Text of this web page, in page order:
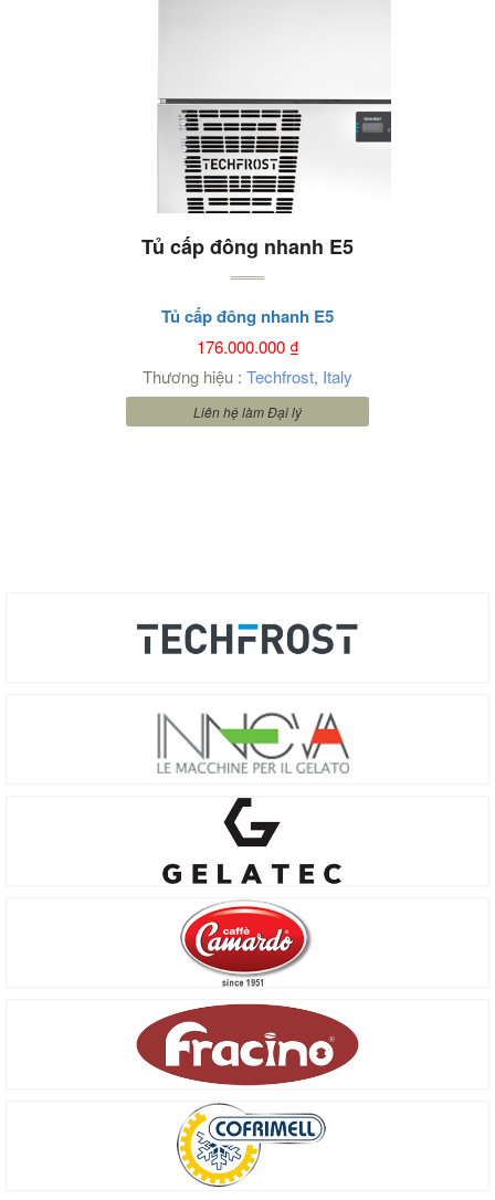
Tủ cấp đông nhanh E5
Tủ cấp đông nhanh E5
176.000.000₫
Thương hiệu : Techfrost, Italy
Liên hệ làm Đại lý